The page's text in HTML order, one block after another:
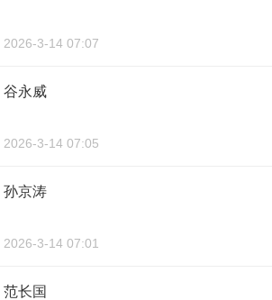
2026-3-14 07:07
谷永威
2026-3-14 07:05
孙京涛
2026-3-14 07:01
范长国